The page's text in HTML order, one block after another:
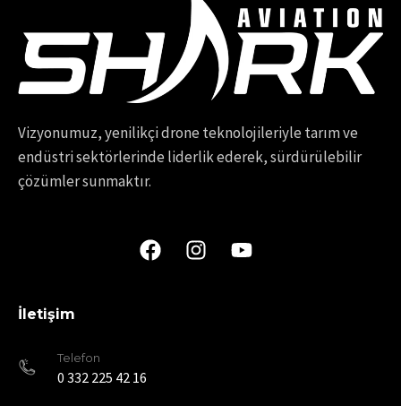
Vizyonumuz, yenilikçi drone teknolojileriyle tarım ve
endüstri sektörlerinde liderlik ederek, sürdürülebilir
çözümler sunmaktır.
İletişim
Telefon
0 332 225 42 16